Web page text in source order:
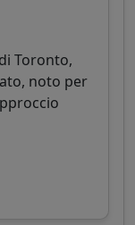
Toronto,
noto per